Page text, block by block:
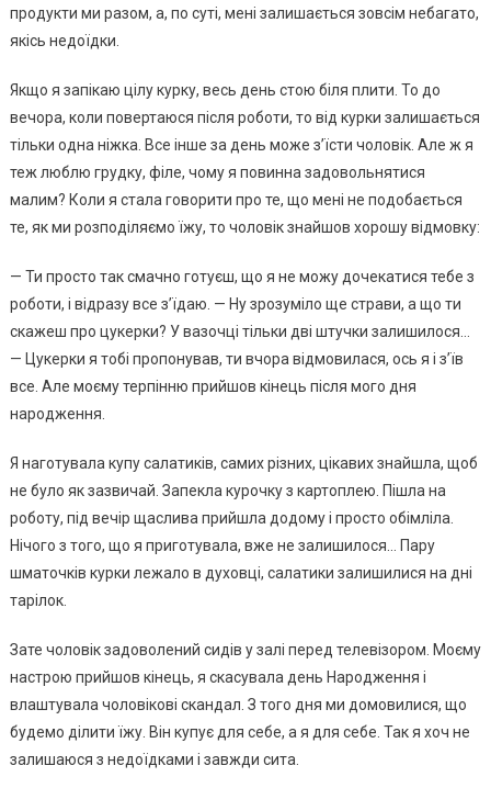
продукти ми разом, а, по суті, мені залишається зовсім небагато,
якісь недоїдки.
Якщо я запікаю цілу курку, весь день стою біля плити. То до
вечора, коли повертаюся після роботи, то від курки залишається
тільки одна ніжка. Все інше за день може з’їсти чоловік. Але ж я
теж люблю грудку, філе, чому я повинна задовольнятися
малим? Коли я стала говорити про те, що мені не подобається
те, як ми розподіляємо їжу, то чоловік знайшов хорошу відмовку:
— Ти просто так смачно готуєш, що я не можу дочекатися тебе з
роботи, і відразу все з’їдаю. — Ну зрозуміло ще страви, а що ти
скажеш про цукерки? У вазочці тільки дві штучки залишилося…
— Цукерки я тобі пропонував, ти вчора відмовилася, ось я і з’їв
все. Але моєму терпінню прийшов кінець після мого дня
народження.
Я наготувала купу салатиків, самих різних, цікавих знайшла, щоб
не було як зазвичай. Запекла курочку з картоплею. Пішла на
роботу, під вечір щаслива прийшла додому і просто обімліла.
Нічого з того, що я приготувала, вже не залишилося… Пару
шматочків курки лежало в духовці, салатики залишилися на дні
тарілок.
Зате чоловік задоволений сидів у залі перед телевізором. Моєму
настрою прийшов кінець, я скасувала день Народження і
влаштувала чоловікові скандал. З того дня ми домовилися, що
будемо ділити їжу. Він купує для себе, а я для себе. Так я хоч не
залишаюся з недоїдками і завжди сита.